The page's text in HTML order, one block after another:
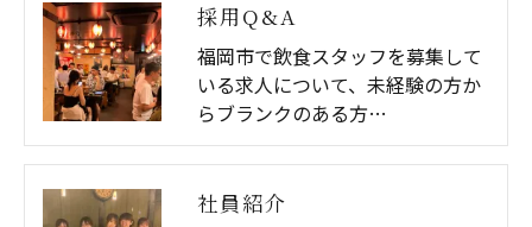
採用Q&A
福岡市で飲食スタッフを募集して
いる求人について、未経験の方か
らブランクのある方…
社員紹介